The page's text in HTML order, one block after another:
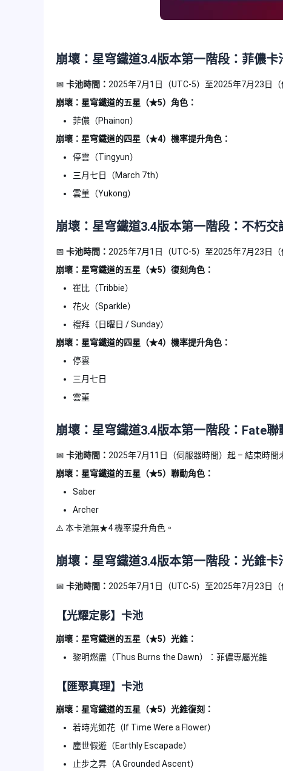
崩壞：星穹鐵道3.4版本第一階段：菲儂卡
📅 卡池時間： 2025年7月1日（UTC-5）至2025年7月23日（
崩壞：星穹鐵道的五星（★5）角色：
菲儂（Phainon）
崩壞：星穹鐵道的四星（★4）機率提升角色：
停雲（Tingyun）
三月七日（March 7th）
雲菫（Yukong）
崩壞：星穹鐵道3.4版本第一階段：不朽交
📅 卡池時間： 2025年7月1日（UTC-5）至2025年7月23日（
崩壞：星穹鐵道的五星（★5）復刻角色：
崔比（Tribbie）
花火（Sparkle）
禮拜（日曜日 / Sunday）
崩壞：星穹鐵道的四星（★4）機率提升角色：
停雲
三月七日
雲菫
崩壞：星穹鐵道3.4版本第一階段：Fate聯
📅 卡池時間： 2025年7月11日（伺服器時間）起 – 結束時間
崩壞：星穹鐵道的五星（★5）聯動角色：
Saber
Archer
⚠️ 本卡池無★4 機率提升角色。
崩壞：星穹鐵道3.4版本第一階段：光錐卡
📅 卡池時間： 2025年7月1日（UTC-5）至2025年7月23日（
【光耀定影】卡池
崩壞：星穹鐵道的五星（★5）光錐：
黎明燃盡（Thus Burns the Dawn）：菲儂專屬光錐
【匯聚真理】卡池
崩壞：星穹鐵道的五星（★5）光錐復刻：
若時光如花（If Time Were a Flower）
塵世假遊（Earthly Escapade）
止步之昇（A Grounded Ascent）